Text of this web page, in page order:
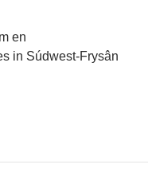
en
in Súdwest-Frysân